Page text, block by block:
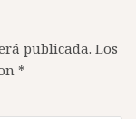
publicada. Los
*